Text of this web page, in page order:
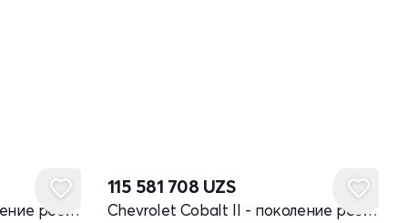
Chevrolet Cobalt II - поколение рестайлинг
115 581 708 UZS
Chevrolet Cobalt II - поколение рестайлинг